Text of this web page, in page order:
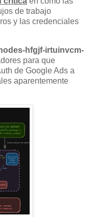
de trabajo
y las credenciales
hfgjf-irtuinvcm-
para que
de Google Ads a
aparentemente